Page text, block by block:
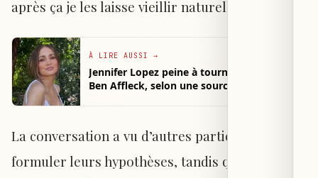
après ça je les laisse vieillir naturellement.” »
À LIRE AUSSI →
Jennifer Lopez peine à tourner la page de
Ben Affleck, selon une source
La conversation a vu d’autres participants
formuler leurs hypothèses, tandis que certains